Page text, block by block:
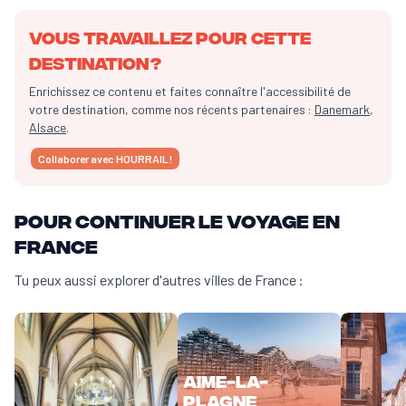
Vous travaillez pour cette
destination ?
Enrichissez ce contenu et faites connaître l'accessibilité de
votre destination, comme nos récents partenaires : Danemark,
Alsace.
Collaborer avec HOURRAIL !
Pour continuer le voyage en
France
Tu peux aussi explorer d'autres villes de France :
Aime-la-
Plagne